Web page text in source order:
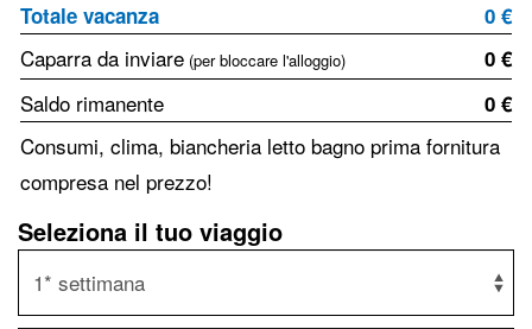
Totale vacanza
0 €
Caparra da inviare (per bloccare l'alloggio) 0 €
Saldo rimanente 0 €
Consumi, clima, biancheria letto bagno prima fornitura
compresa nel prezzo!
Seleziona il tuo viaggio